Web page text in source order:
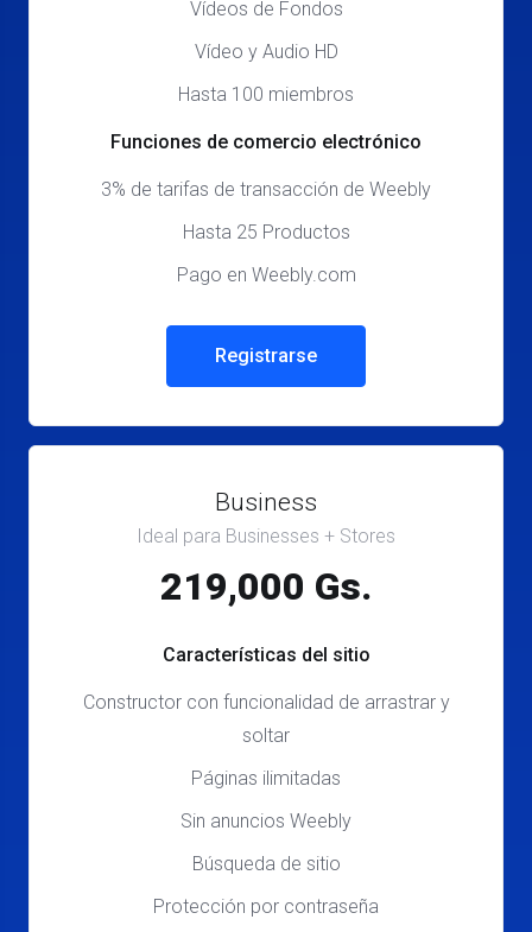
Vídeos de Fondos
Vídeo y Audio HD
Hasta 100 miembros
Funciones de comercio electrónico
3% de tarifas de transacción de Weebly
Hasta 25 Productos
Pago en Weebly.com
Registrarse
Business
Ideal para Businesses + Stores
219,000 Gs.
Características del sitio
Constructor con funcionalidad de arrastrar y
soltar
Páginas ilimitadas
Sin anuncios Weebly
Búsqueda de sitio
Protección por contraseña